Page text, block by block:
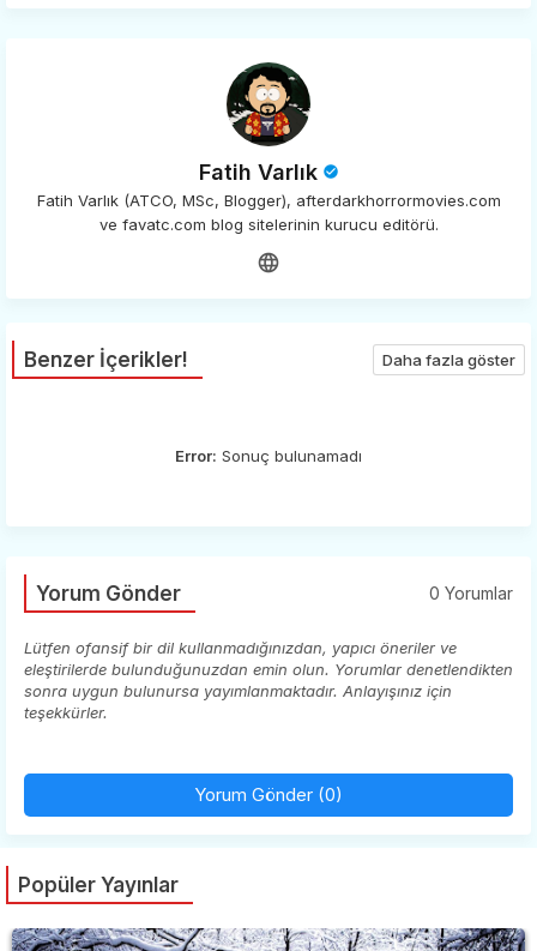
Fatih Varlık
Fatih Varlık (ATCO, MSc, Blogger), afterdarkhorrormovies.com
ve favatc.com blog sitelerinin kurucu editörü.
Benzer İçerikler! Daha fazla göster
Error: Sonuç bulunamadı
Yorum Gönder 0 Yorumlar
Lütfen ofansif bir dil kullanmadığınızdan, yapıcı öneriler ve
eleştirilerde bulunduğunuzdan emin olun. Yorumlar denetlendikten
sonra uygun bulunursa yayımlanmaktadır. Anlayışınız için
teşekkürler.
Yorum Gönder (0)
Popüler Yayınlar